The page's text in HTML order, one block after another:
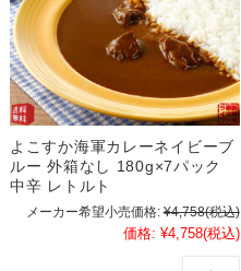
よこすか海軍カレーネイビーブ
ルー 外箱なし 180g×7パック
中辛 レトルト
メーカー希望小売価格: ¥4,758(税込)
価格: ¥4,758(税込)